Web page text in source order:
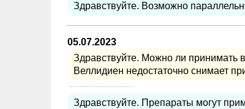
Здравствуйте. Возможно
05.07.2023
Здравствуйте. Можно ли принимать
Веллидиен недостаточно снимает
Здравствуйте. Препараты могут